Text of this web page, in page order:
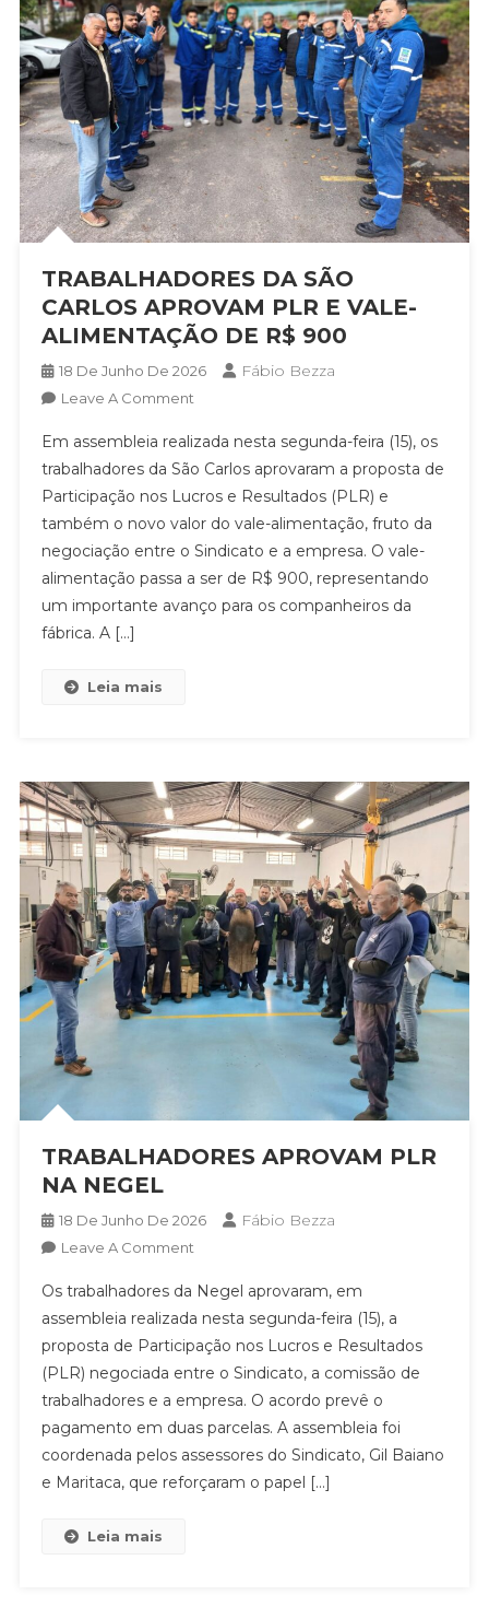
TRABALHADORES DA SÃO
CARLOS APROVAM PLR E VALE-
ALIMENTAÇÃO DE R$ 900
18 De Junho De 2026 Fábio Bezza
Leave A CommentOn
DA
SÃO
CARLOS
APROVAM
PLR
E
VALE-
Em assembleia realizada nesta segunda-feira (15), os
trabalhadores da São Carlos aprovaram a proposta de
Participação nos Lucros e Resultados (PLR) e
também o novo valor do vale-alimentação, fruto da
negociação entre o Sindicato e a empresa. O vale-
alimentação passa a ser de R$ 900, representando
um importante avanço para os companheiros da
fábrica. A […]
Leia mais
TRABALHADORES APROVAM PLR
NA NEGEL
18 De Junho De 2026 Fábio Bezza
Leave A CommentOn
APROVAM
PLR
NA
NEGEL
Os trabalhadores da Negel aprovaram, em
assembleia realizada nesta segunda-feira (15), a
proposta de Participação nos Lucros e Resultados
(PLR) negociada entre o Sindicato, a comissão de
trabalhadores e a empresa. O acordo prevê o
pagamento em duas parcelas. A assembleia foi
coordenada pelos assessores do Sindicato, Gil Baiano
e Maritaca, que reforçaram o papel […]
Leia mais